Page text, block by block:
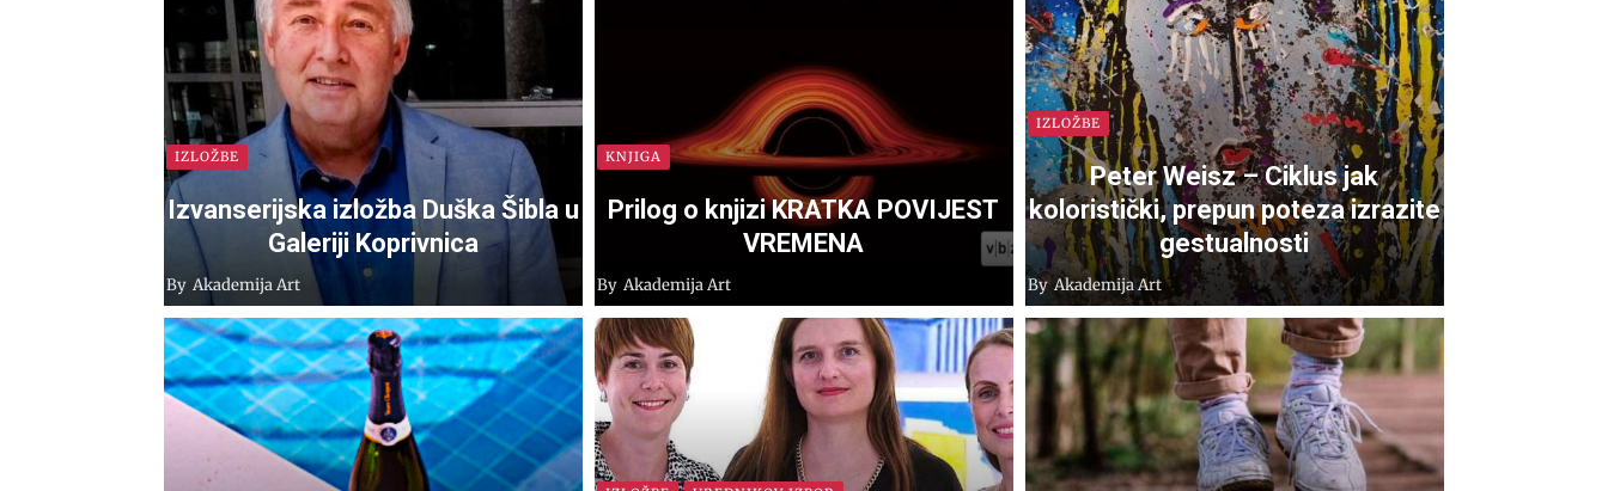
IZLOŽBE
Izvanserijska izložba Duška Šibla u
Galeriji Koprivnica
By Akademija Art
KNJIGA
Prilog o knjizi KRATKA POVIJEST
VREMENA
By Akademija Art
IZLOŽBE
Peter Weisz – Ciklus jak
koloristički, prepun poteza izrazite
gestualnosti
By Akademija Art